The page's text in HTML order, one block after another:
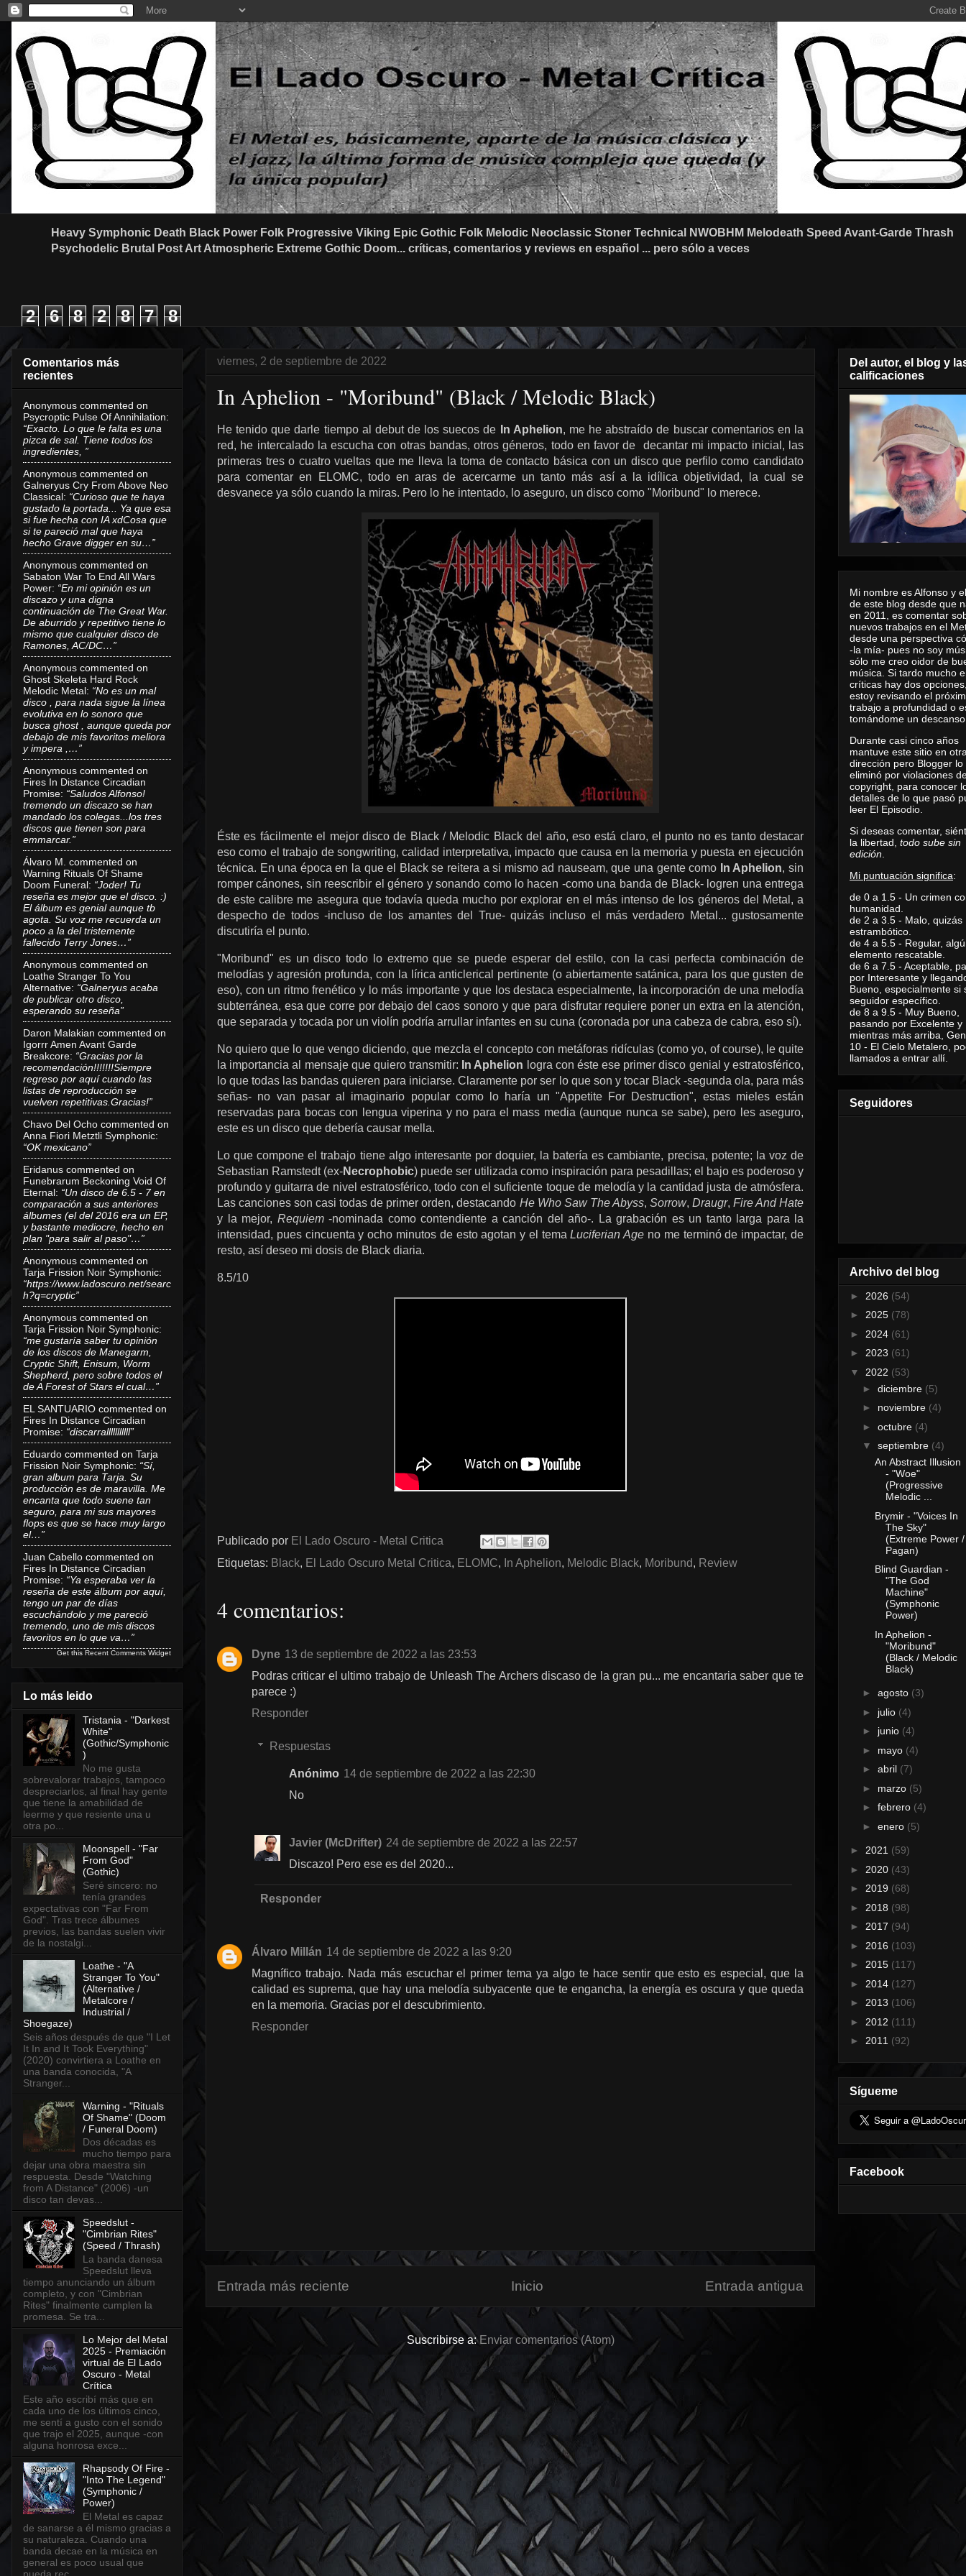
Heavy Symphonic Death Black Power Folk Progressive Viking Epic Gothic Folk Melodic Neoclassic Stoner Technical NWOBHM Melodeath Speed Avant-Garde Thrash
Psychodelic Brutal Post Art Atmospheric Extreme Gothic Doom... críticas, comentarios y reviews en español ... pero sólo a veces
2 6 8 2 8 7 8
viernes, 2 de septiembre de 2022
In Aphelion - "Moribund" (Black / Melodic Black)
He tenido que darle tiempo al debut de los suecos de In Aphelion, me he abstraído de buscar comentarios en la
red, he intercalado la escucha con otras bandas, otros géneros, todo en favor de decantar mi impacto inicial, las
primeras tres o cuatro vueltas que me lleva la toma de contacto básica con un disco que perfilo como candidato
para comentar en ELOMC, todo en aras de acercarme un tanto más así a la idílica objetividad, la cual se
desvanece ya sólo cuando la miras. Pero lo he intentado, lo aseguro, un disco como "Moribund" lo merece.
Éste es fácilmente el mejor disco de Black / Melodic Black del año, eso está claro, el punto no es tanto destacar
eso como el trabajo de songwriting, calidad interpretativa, impacto que causa en la memoria y puesta en ejecución
técnica. En una época en la que el Black se reitera a si mismo ad nauseam, que una gente como In Aphelion, sin
romper cánones, sin reescribir el género y sonando como lo hacen -como una banda de Black- logren una entrega
de este calibre me asegura que todavía queda mucho por explorar en el más intenso de los géneros del Metal, a
despecho de todos -incluso de los amantes del True- quizás incluso el más verdadero Metal... gustosamente
discutiría el punto.
"Moribund" es un disco todo lo extremo que se puede esperar del estilo, con la casi perfecta combinación de
melodías y agresión profunda, con la lírica anticlerical pertinente (o abiertamente satánica, para los que gusten de
eso), con un ritmo frenético y lo más importante y que los destaca especialmente, la incorporación de una melodía
subterránea, esa que corre por debajo del caos sonoro y que para disfrutar requiere poner un extra en la atención,
que separada y tocada por un violín podría arrullar infantes en su cuna (coronada por una cabeza de cabra, eso sí).
No quiero que lo que vengo diciendo, que mezcla el concepto con metáforas ridículas (como yo, of course), le quite
la importancia al mensaje que quiero transmitir: In Aphelion logra con éste ese primer disco genial y estratosférico,
lo que todas las bandas quieren para iniciarse. Claramente por ser lo que son y tocar Black -segunda ola, para más
señas- no van pasar al imaginario popular como lo haría un "Appetite For Destruction", estas mieles están
reservadas para bocas con lengua viperina y no para el mass media (aunque nunca se sabe), pero les aseguro,
este es un disco que debería causar mella.
Lo que compone el trabajo tiene algo interesante por doquier, la batería es cambiante, precisa, potente; la voz de
Sebastian Ramstedt (ex-Necrophobic) puede ser utilizada como inspiración para pesadillas; el bajo es poderoso y
profundo y guitarra de nivel estratosférico, todo con el suficiente toque de melodía y la cantidad justa de atmósfera.
Las canciones son casi todas de primer orden, destacando He Who Saw The Abyss, Sorrow, Draugr, Fire And Hate
y la mejor, Requiem-nominada como contendiente a canción del año-. La grabación es un tanto larga para la
intensidad, pues cincuenta y ocho minutos de esto agotan y el temaLuciferian Age no me terminó de impactar, de
resto, así deseo mi dosis de Black diaria.
8.5/10
Publicado por El Lado Oscuro - Metal Critica
Etiquetas: Black, El Lado Oscuro Metal Critica, ELOMC, In Aphelion, Melodic Black, Moribund, Review
4 comentarios:
Dyne 13 de septiembre de 2022 a las 23:53
Podras criticar el ultimo trabajo de Unleash The Archers discaso de la gran pu... me encantaria saber que te
parece :)
Responder
Respuestas
Anónimo 14 de septiembre de 2022 a las 22:30
No
Javier (McDrifter) 24 de septiembre de 2022 a las 22:57
Discazo! Pero ese es del 2020...
Responder
Álvaro Millán 14 de septiembre de 2022 a las 9:20
Magnífico trabajo. Nada más escuchar el primer tema ya algo te hace sentir que esto es especial, que la
calidad es suprema, que hay una melodía subyacente que te engancha, la energía es oscura y que queda
en la memoria. Gracias por el descubrimiento.
Responder
Entrada más reciente Entrada antigua
Inicio
Suscribirse a: Enviar comentarios (Atom)
Comentarios más
recientes
Anonymous commented on
Psycroptic Pulse Of Annihilation:
“Exacto. Lo que le falta es una
pizca de sal. Tiene todos los
ingredientes, ”
Anonymous commented on
Galneryus Cry From Above Neo
Classical: “Curioso que te haya
gustado la portada... Ya que esa
si fue hecha con IA xdCosa que
si te pareció mal que haya
hecho Grave digger en su…”
Anonymous commented on
Sabaton War To End All Wars
Power: “En mi opinión es un
discazo y una digna
continuación de The Great War.
De aburrido y repetitivo tiene lo
mismo que cualquier disco de
Ramones, AC/DC…”
Anonymous commented on
Ghost Skeleta Hard Rock
Melodic Metal: “No es un mal
disco , para nada sigue la línea
evolutiva en lo sonoro que
busca ghost , aunque queda por
debajo de mis favoritos meliora
y impera ,…”
Anonymous commented on
Fires In Distance Circadian
Promise: “Saludos Alfonso!
tremendo un discazo se han
mandado los colegas...los tres
discos que tienen son para
emmarcar.”
Álvaro M. commented on
Warning Rituals Of Shame
Doom Funeral: “Joder! Tu
reseña es mejor que el disco. :)
El álbum es genial aunque tb
agota. Su voz me recuerda un
poco a la del tristemente
fallecido Terry Jones…”
Anonymous commented on
Loathe Stranger To You
Alternative: “Galneryus acaba
de publicar otro disco,
esperando su reseña”
Daron Malakian commented on
Igorrr Amen Avant Garde
Breakcore: “Gracias por la
recomendación!!!!!!!Siempre
regreso por aquí cuando las
listas de reproducción se
vuelven repetitivas.Gracias!”
Chavo Del Ocho commented on
Anna Fiori Metztli Symphonic:
“OK mexicano”
Eridanus commented on
Funebrarum Beckoning Void Of
Eternal: “Un disco de 6.5 - 7 en
comparación a sus anteriores
álbumes (el del 2016 era un EP,
y bastante mediocre, hecho en
plan "para salir al paso"…”
Anonymous commented on
Tarja Frission Noir Symphonic:
“https://www.ladoscuro.net/searc
h?q=cryptic”
Anonymous commented on
Tarja Frission Noir Symphonic:
“me gustaría saber tu opinión
de los discos de Manegarm,
Cryptic Shift, Enisum, Worm
Shepherd, pero sobre todos el
de A Forest of Stars el cual…”
EL SANTUARIO commented on
Fires In Distance Circadian
Promise: “discarralllllllllll”
Eduardo commented on Tarja
Frission Noir Symphonic: “Sí,
gran album para Tarja. Su
producción es de maravilla. Me
encanta que todo suene tan
seguro, para mi sus mayores
flops es que se hace muy largo
el…”
Juan Cabello commented on
Fires In Distance Circadian
Promise: “Ya esperaba ver la
reseña de este álbum por aquí,
tengo un par de días
escuchándolo y me pareció
tremendo, uno de mis discos
favoritos en lo que va…”
Get this Recent Comments Widget
Lo más leido
Tristania - "Darkest
White"
(Gothic/Symphonic
)
No me gusta
sobrevalorar trabajos, tampoco
despreciarlos, al final hay gente
que tiene la amabilidad de
leerme y que resiente una u
otra po...
Moonspell - "Far
From God"
(Gothic)
Seré sincero: no
tenía grandes
expectativas con "Far From
God". Tras trece álbumes
previos, las bandas suelen vivir
de la nostalgi...
Loathe - "A
Stranger To You"
(Alternative /
Metalcore /
Industrial /
Shoegaze)
Seis años después de que "I Let
It In and It Took Everything"
(2020) convirtiera a Loathe en
una banda conocida, "A
Stranger...
Warning - "Rituals
Of Shame" (Doom
/ Funeral Doom)
Dos décadas es
mucho tiempo para
dejar una obra maestra sin
respuesta. Desde "Watching
from A Distance" (2006) -un
disco tan devas...
Speedslut -
"Cimbrian Rites"
(Speed / Thrash)
La banda danesa
Speedslut lleva
tiempo anunciando un álbum
completo, y con "Cimbrian
Rites" finalmente cumplen la
promesa. Se tra...
Lo Mejor del Metal
2025 - Premiación
virtual de El Lado
Oscuro - Metal
Crítica
Este año escribí más que en
cada uno de los últimos cinco,
me sentí a gusto con el sonido
que trajo el 2025, aunque -con
alguna honrosa exce...
Rhapsody Of Fire -
"Into The Legend"
(Symphonic /
Power)
El Metal es capaz
de sanarse a él mismo gracias a
su naturaleza. Cuando una
banda decae en la música en
general es poco usual que
pueda rec...
Del autor, el blog y
calificaciones
Mi nombre es Alfonso y
de este blog desde que
en 2011, es comentar
nuevos trabajos en el
desde una perspectiva
-la mía- pues no soy
sólo me creo oidor de
música. Si tardo mucho
críticas hay dos
estoy revisando el
trabajo a profundidad o
tomándome un
Durante casi cinco años
mantuve este sitio en
dirección pero Blogger lo
eliminó por violaciones
copyright, para conocer
detalles de lo que pasó
leer El Episodio
Si deseas comentar,
la libertad, todo sube sin
edición
Mi puntuación significa:
de 0 a 1.5 - Un crimen
humanidad.
de 2 a 3.5 - Malo, quizás
estrambótico.
de 4 a 5.5 - Regular,
elemento rescatable.
de 6 a 7.5 - Aceptable,
por Interesante y
Bueno, especialmente si
seguidor específico.
de 8 a 9.5 - Muy Bueno,
pasando por Excelente y
mientras más arriba,
10 - El Cielo Metalero,
llamados a entrar allí.
Seguidores
Archivo del blog
► 2026 (54)
► 2025 (78)
► 2024 (61)
► 2023 (61)
▼ 2022 (53)
► diciembre (5)
► noviembre (4)
► octubre (4)
▼ septiembre (4)
An Abstract Illusion
- "Woe"
(Progressive
Melodic ...
Brymir - "Voices In
The Sky"
(Extreme Power /
Pagan)
Blind Guardian -
"The God
Machine"
(Symphonic
Power)
In Aphelion -
"Moribund"
(Black / Melodic
Black)
► agosto (3)
► julio (4)
► junio (4)
► mayo (4)
► abril (7)
► marzo (5)
► febrero (4)
► enero (5)
► 2021 (59)
► 2020 (43)
► 2019 (68)
► 2018 (98)
► 2017 (94)
► 2016 (103)
► 2015 (117)
► 2014 (127)
► 2013 (106)
► 2012 (111)
► 2011 (92)
Sígueme
Facebook